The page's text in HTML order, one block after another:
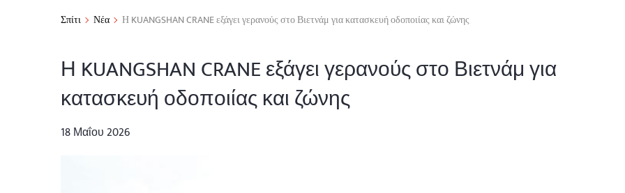
Σπίτι Νέα Η KUANGSHAN CRANE εξάγει γερανούς στο Βιετνάμ για κατασκευή οδοποιίας και ζώνης
Η KUANGSHAN CRANE εξάγει γερανούς στο Βιετνάμ για
κατασκευή οδοποιίας και ζώνης
18 Μαΐου 2026